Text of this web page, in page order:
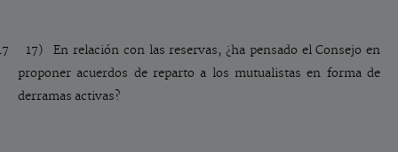
17)
En relación con las reservas, ¿ha pensado el Consejo en
proponer acuerdos de reparto a los mutualistas en forma de
derramas activas?